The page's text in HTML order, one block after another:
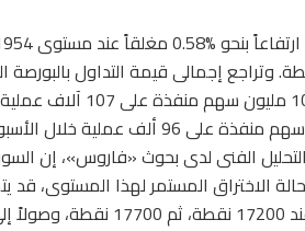
الفنى لدى بحوث «فاروس»، إن
أنه فى حالة الاختراق المستمر لهذا
المقاومة التى تظهر بصورة